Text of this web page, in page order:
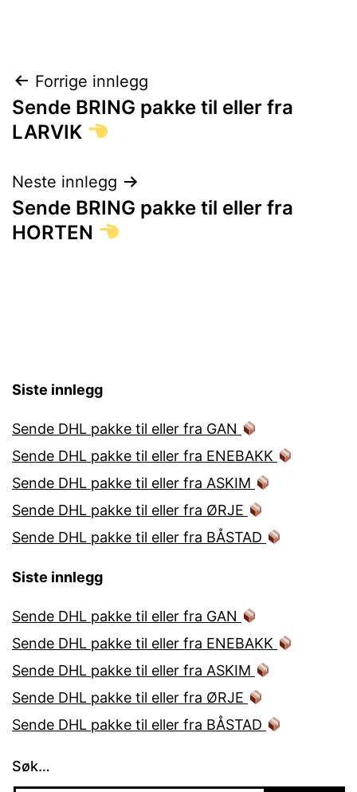
Innleggsnavigasjon
Forrige innlegg
Sende BRING pakke til eller fra
LARVIK
Neste innlegg
Sende BRING pakke til eller fra
HORTEN
Siste innlegg
Sende DHL pakke til eller fra GAN
Sende DHL pakke til eller fra ENEBAKK
Sende DHL pakke til eller fra ASKIM
Sende DHL pakke til eller fra ØRJE
Sende DHL pakke til eller fra BÅSTAD
Siste innlegg
Sende DHL pakke til eller fra GAN
Sende DHL pakke til eller fra ENEBAKK
Sende DHL pakke til eller fra ASKIM
Sende DHL pakke til eller fra ØRJE
Sende DHL pakke til eller fra BÅSTAD
Søk…